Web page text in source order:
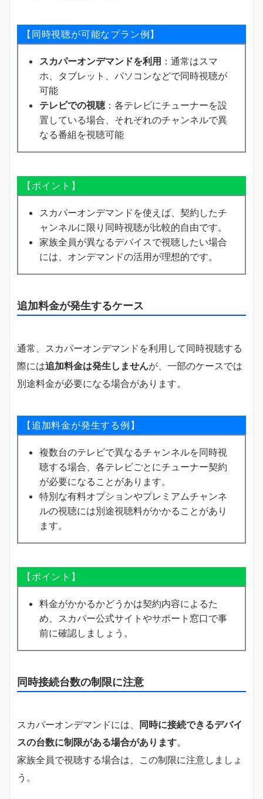
【同時視聴が可能なプラン例】
スカパーオンデマンドを利用 ：通常はスマ
ホ、タブレット、パソコンなどで同時視聴が
可能
テレビでの視聴：各テレビにチューナーを設
置している場合、それぞれのチャンネルで異
なる番組を視聴可能
【ポイント】
スカパーオンデマンドを使えば、契約したチ
ャンネルに限り同時視聴が比較的自由です。
家族全員が異なるデバイスで視聴したい場合
には、オンデマンドの活用が理想的です。
追加料金が発生するケース
通常、スカパーオンデマンドを利用して同時視聴する
際には追加料金は発生しませんが、一部のケースでは
別途料金が必要になる場合があります。
【追加料金が発生する例】
複数台のテレビで異なるチャンネルを同時視
聴する場合、各テレビごとにチューナー契約
が必要になることがあります。
特別な有料オプションやプレミアムチャンネ
ルの視聴には別途視聴料がかかることがあり
ます。
【ポイント】
料金がかかるかどうかは契約内容によるた
め、スカパー公式サイトやサポート窓口で事
前に確認しましょう。
同時接続台数の制限に注意
スカパーオンデマンドには、 同時に接続できるデバイ
スの台数に制限がある場合があります。
家族全員で視聴する場合は、この制限に注意しましょ
う。